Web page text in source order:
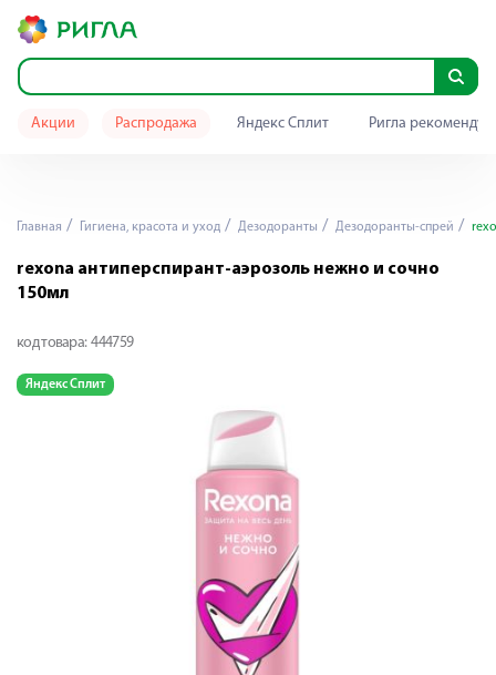
Акции Распродажа Яндекс Сплит Ригла
Главная Гигиена, красота и уход Дезодоранты Дезодоранты-спрей
rexona антиперспирант-аэрозоль нежно и сочно
150мл
код товара: 444759
Яндекс Сплит